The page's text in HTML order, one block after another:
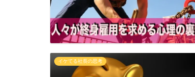
イケてる社長の思考